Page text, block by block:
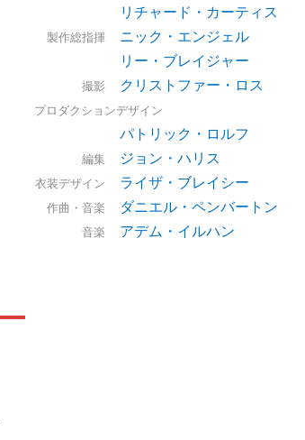
リチャード・カーティス
製作総指揮
ニック・エンジェル
リー・ブレイジャー
撮影 クリストファー・ロス
プロダクションデザイン
パトリック・ロルフ
編集 ジョン・ハリス
衣装デザイン ライザ・ブレイシー
作曲・音楽 ダニエル・ペンバートン
音楽 アデム・イルハン